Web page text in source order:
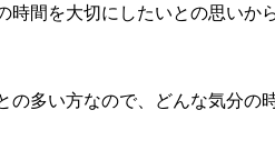
間を大切にしたいとの思い
多い方なので、どんな気分の